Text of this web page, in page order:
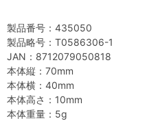
製品番号：435050
製品略号：T0586306-1
JAN：8712079050818
本体縦：70mm
本体横：40mm
本体高さ：10mm
本体重量：5g